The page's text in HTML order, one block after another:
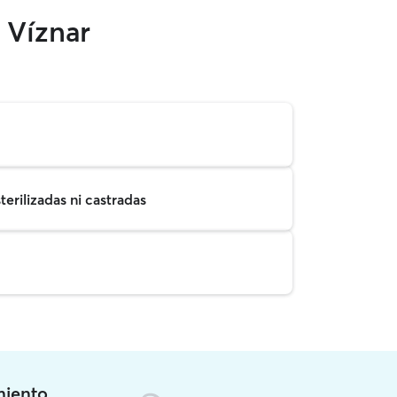
ni castradas